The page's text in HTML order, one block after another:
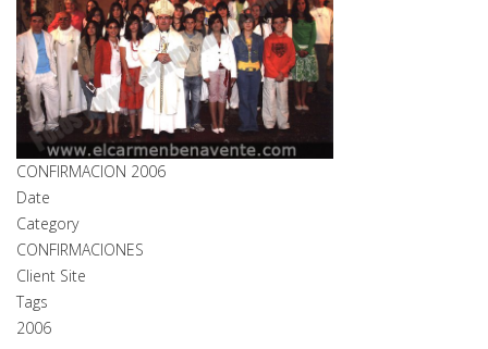
CONFIRMACION 2006
Date
Category
CONFIRMACIONES
Client Site
Tags
2006